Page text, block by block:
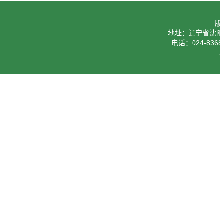
地址：辽宁省沈
电话：024-